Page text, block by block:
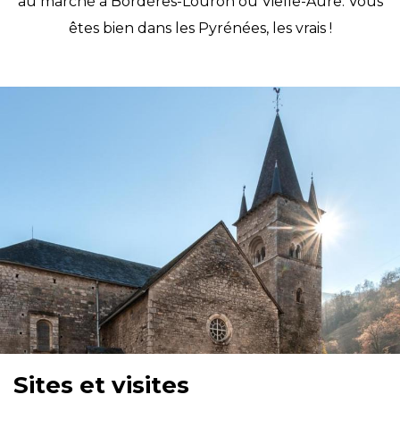
êtes bien dans les Pyrénées, les vrais !
Sites et visites